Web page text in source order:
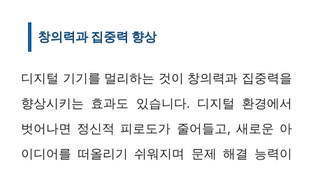
창의력과 집중력 향상
디지털 기기를 멀리하는 것이 창의력과 집중력을
향상시키는 효과도 있습니다. 디지털 환경에서
벗어나면 정신적 피로도가 줄어들고, 새로운 아
이디어를 떠올리기 쉬워지며 문제 해결 능력이